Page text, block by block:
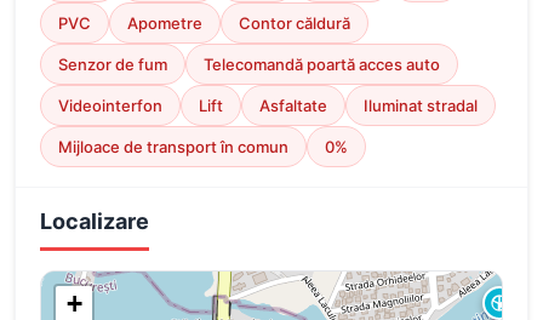
PVC Apometre Contor căldură
Senzor de fum Telecomandă poartă acces auto
Videointerfon Lift Asfaltate Iluminat stradal
Mijloace de transport în comun 0%
Localizare
+